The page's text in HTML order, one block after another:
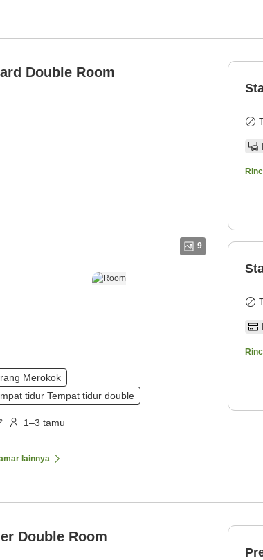
Double Room
9
Merokok
tidur Tempat tidur double
1–3 tamu
lainnya
Double Room